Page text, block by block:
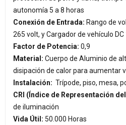
autonomía 5 a 8 horas
Conexión de Entrada: Rango de
265 volt, y Cargador de vehículo
Factor de Potencia: 0,9
Material: Cuerpo de Aluminio de
disipación de calor para aumentar
Instalación: Trípode, piso, mesa,
CRI (Índice de Representación
de iluminación
Vida Útil: 50.000 Horas